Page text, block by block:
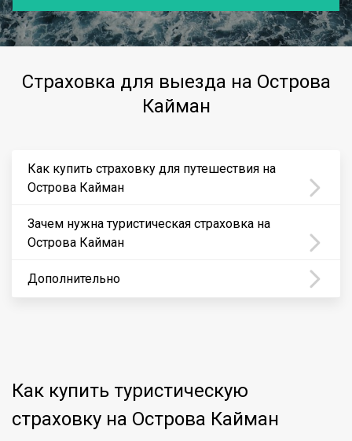
Страховка для выезда на Острова
Кайман
Как купить страховку для путешествия на
Острова Кайман
Зачем нужна туристическая страховка на
Острова Кайман
Дополнительно
Как купить туристическую
страховку на Острова Кайман